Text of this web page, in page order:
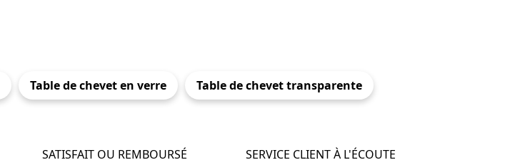
Table de chevet en verre Table de chevet transparente
SATISFAIT OU REMBOURSÉ SERVICE CLIENT À L'ÉCOUTE